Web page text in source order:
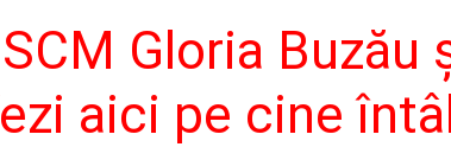
Gloria Buzău
aici pe cine